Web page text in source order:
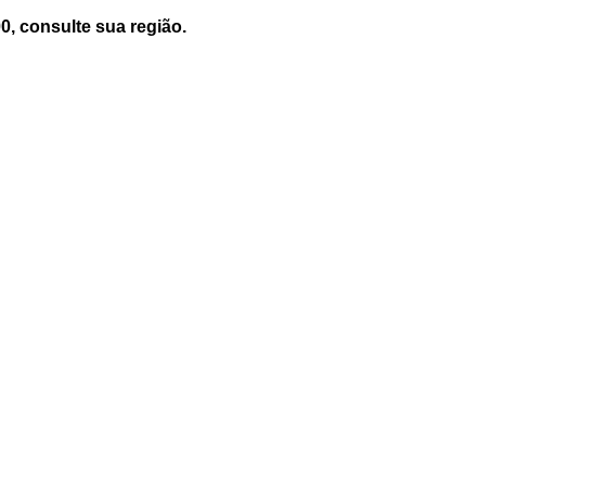
consulte sua região.